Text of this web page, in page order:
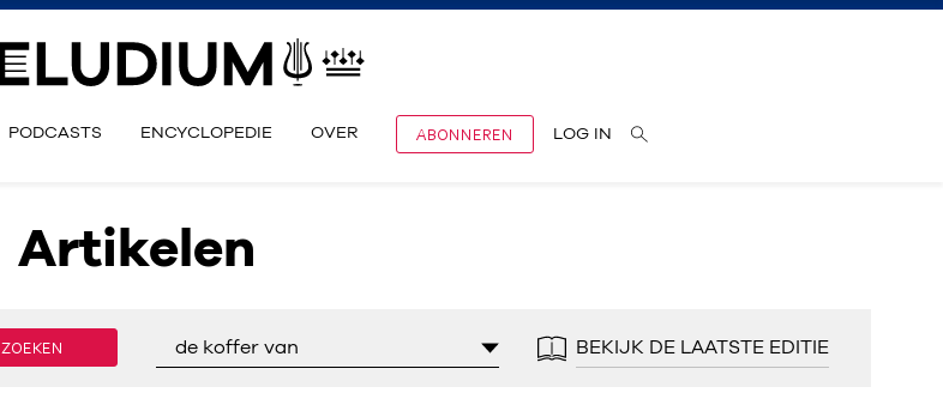
PODCASTS ENCYCLOPEDIE OVER ABONNEREN LOG IN
Artikelen
ZOEKEN de koffer van BEKIJK DE LAATSTE EDITIE